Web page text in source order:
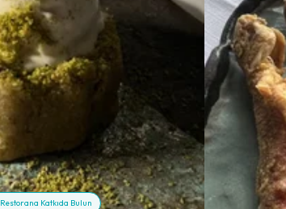
Restorana Katkıda Bulun